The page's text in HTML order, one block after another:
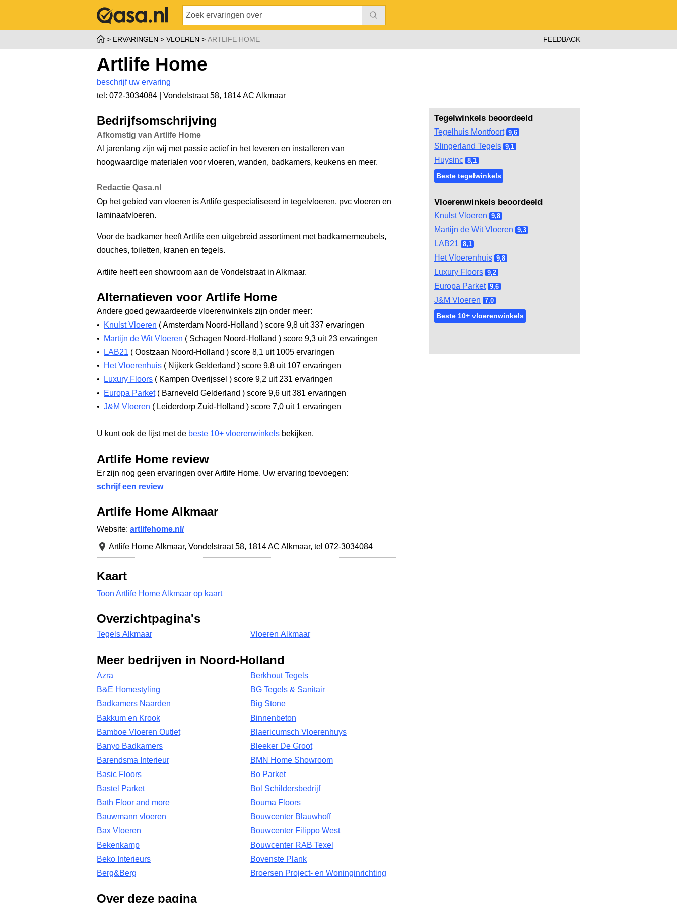
ERVARINGEN VLOEREN ARTLIFE HOME FEEDBACK
Artlife Home
beschrijf uw ervaring
tel: 072-3034084 | Vondelstraat 58, 1814 AC Alkmaar
Tegelwinkels beoordeeld
Tegelhuis Montfoort 9,6
Slingerland Tegels 9,1
Huysinc 8,1
Beste tegelwinkels
Vloerenwinkels beoordeeld
Knulst Vloeren 9,8
Martijn de Wit Vloeren 9,3
LAB21 8,1
Het Vloerenhuis 9,8
Luxury Floors 9,2
Europa Parket 9,6
J&M Vloeren 7,0
Beste 10+ vloerenwinkels
Bedrijfsomschrijving
Afkomstig van Artlife Home
Al jarenlang zijn wij met passie actief in het leveren en installeren van
hoogwaardige materialen voor vloeren, wanden, badkamers, keukens en meer.
Redactie Qasa.nl
Op het gebied van vloeren is Artlife gespecialiseerd in tegelvloeren, pvc vloeren en
laminaatvloeren.
Voor de badkamer heeft Artlife een uitgebreid assortiment met badkamermeubels,
douches, toiletten, kranen en tegels.
Artlife heeft een showroom aan de Vondelstraat in Alkmaar.
Alternatieven voor Artlife Home
Andere goed gewaardeerde vloerenwinkels zijn onder meer:
•
Knulst Vloeren (Amsterdam Noord-Holland ) score 9,8 uit 337 ervaringen
•
Martijn de Wit Vloeren ( Schagen Noord-Holland ) score 9,3 uit 23 ervaringen
•
LAB21 ( Oostzaan Noord-Holland ) score 8,1 uit 1005 ervaringen
•
Het Vloerenhuis ( Nijkerk Gelderland ) score 9,8 uit 107 ervaringen
•
Luxury Floors ( Kampen Overijssel ) score 9,2 uit 231 ervaringen
•
Europa Parket ( Barneveld Gelderland ) score 9,6 uit 381 ervaringen
• J&M Vloeren ( Leiderdorp Zuid-Holland ) score 7,0 uit 1 ervaringen
U kunt ook de lijst met de beste 10+ vloerenwinkels bekijken.
Artlife Home review
Er zijn nog geen ervaringen over Artlife Home. Uw ervaring toevoegen:
schrijf een review
Artlife Home Alkmaar
Website: artlifehome.nl/
Artlife Home Alkmaar, Vondelstraat 58, 1814 AC Alkmaar, tel 072-3034084
Kaart
Toon Artlife Home Alkmaar op kaart
Overzichtpagina's
Tegels Alkmaar Vloeren Alkmaar
Meer bedrijven in Noord-Holland
Azra
B&E Homestyling
Badkamers Naarden
Bakkum en Krook
Bamboe Vloeren Outlet
Banyo Badkamers
Barendsma Interieur
Basic Floors
Bastel Parket
Bath Floor and more
Bauwmann vloeren
Bax Vloeren
Bekenkamp
Beko Interieurs
Berg&Berg
Berkhout Tegels
BG Tegels & Sanitair
Big Stone
Binnenbeton
Blaericumsch Vloerenhuys
Bleeker De Groot
BMN Home Showroom
Bo Parket
Bol Schildersbedrijf
Bouma Floors
Bouwcenter Blauwhoff
Bouwcenter Filippo West
Bouwcenter RAB Texel
Bovenste Plank
Broersen Project- en Woninginrichting
Over deze pagina